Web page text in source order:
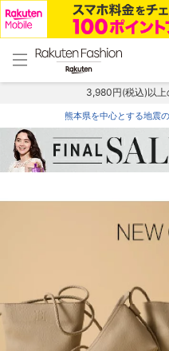
menu home
トップ
3,980円(税込)以上
熊本県を中心とする地震